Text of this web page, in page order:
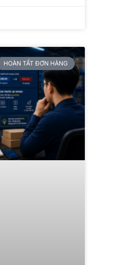
HOÀN TẤT ĐƠN HÀNG